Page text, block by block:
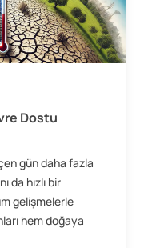
Dostu
gün daha fazla
da hızlı bir
gelişmelerle
hem doğaya